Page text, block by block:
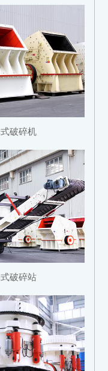
破碎机
破碎站